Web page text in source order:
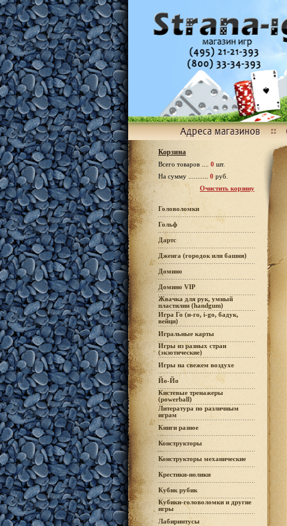
Корзина
Всего товаров .... 0 шт.
На сумму ........... 0 руб.
Очистить корзину
Головоломки
Гольф
Дартс
Дженга (городок или башня)
Домино
Домино VIP
Жвачка для рук, умный
пластилин (handgum)
Игра Го (и-го, i-go, бадук,
вейци)
Игральные карты
Игры из разных стран
(экзотические)
Игры на свежем воздухе
Йо-Йо
Кистевые тренажеры
(powerball)
Литература по различным
играм
Книги разное
Конструкторы
Конструкторы механические
Крестики-нолики
Кубик рубик
Кубики-головоломки и другие
игры
Лабиринтусы